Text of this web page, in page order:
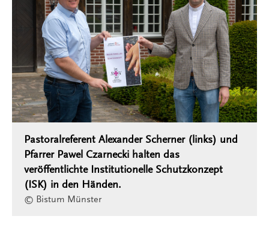
Pastoralreferent Alexander Scherner (links) und
Pfarrer Pawel Czarnecki halten das
veröffentlichte Institutionelle Schutzkonzept
(ISK) in den Händen.
© Bistum Münster